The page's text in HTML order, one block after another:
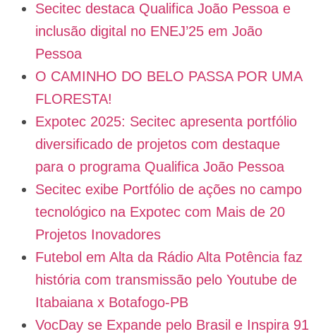
Secitec destaca Qualifica João Pessoa e
inclusão digital no ENEJ’25 em João
Pessoa
O CAMINHO DO BELO PASSA POR UMA
FLORESTA!
Expotec 2025: Secitec apresenta portfólio
diversificado de projetos com destaque
para o programa Qualifica João Pessoa
Secitec exibe Portfólio de ações no campo
tecnológico na Expotec com Mais de 20
Projetos Inovadores
Futebol em Alta da Rádio Alta Potência faz
história com transmissão pelo Youtube de
Itabaiana x Botafogo-PB
VocDay se Expande pelo Brasil e Inspira 91